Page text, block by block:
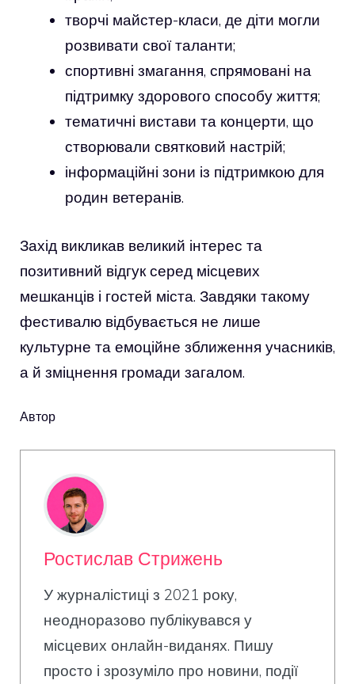
творчі майстер-класи, де діти могли
розвивати свої таланти;
спортивні змагання, спрямовані на
підтримку здорового способу життя;
тематичні вистави та концерти, що
створювали святковий настрій;
інформаційні зони із підтримкою для
родин ветеранів.
Захід викликав великий інтерес та
позитивний відгук серед місцевих
мешканців і гостей міста. Завдяки такому
фестивалю відбувається не лише
культурне та емоційне зближення учасників,
а й зміцнення громади загалом.
Автор
Ростислав Стрижень
У журналістиці з 2021 року,
неодноразово публікувався у
місцевих онлайн-виданях. Пишу
просто і зрозуміло про новини, події